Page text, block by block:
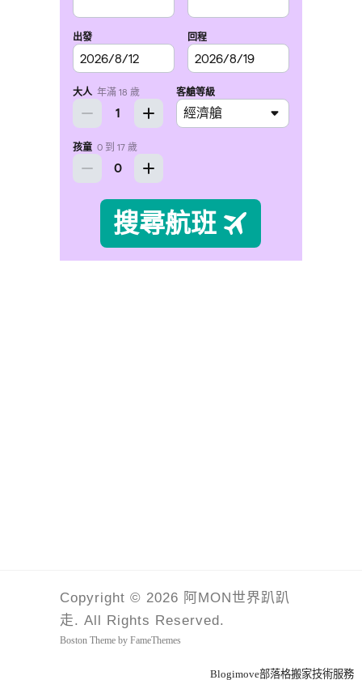
Copyright © 2026 阿MON世界趴趴
走. All Rights Reserved.
Boston Theme by FameThemes
Blogimove部落格搬家技術服務